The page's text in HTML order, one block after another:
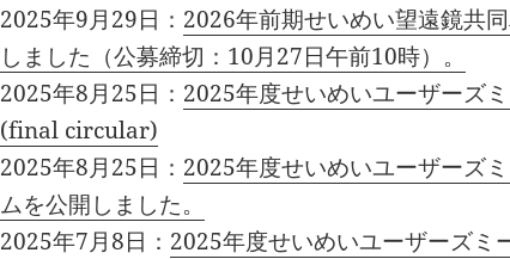
2025年9月29日： 2026年前期せいめい望遠鏡共
しました（公募締切：10月27日午前10時）。
2025年8月25日： 2025年度せいめいユーザーズ
(final circular)
2025年8月25日： 2025年度せいめいユーザーズ
ムを公開しました。
2025年7月8日： 2025年度せいめいユーザーズミ